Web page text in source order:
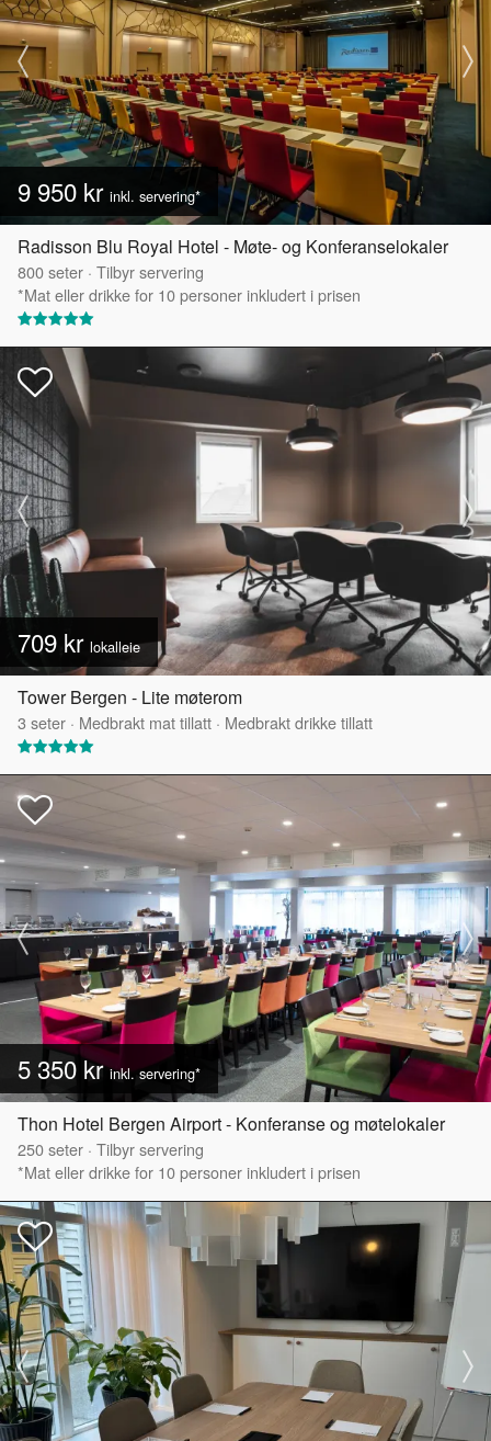
9 950 kr inkl. servering*
Radisson Blu Royal Hotel - Møte- og Konferanselokaler
800seter · Tilbyr servering
*Mat eller drikke for 10 personer inkludert i prisen
709 kr lokalleie
Tower Bergen - Lite møterom
3 seter · Medbrakt mat tillatt · Medbrakt drikke tillatt
5 350 krinkl. servering*
Thon Hotel Bergen Airport - Konferanse og møtelokaler
250seter · Tilbyr servering
*Mat eller drikke for 10 personer inkludert i prisen